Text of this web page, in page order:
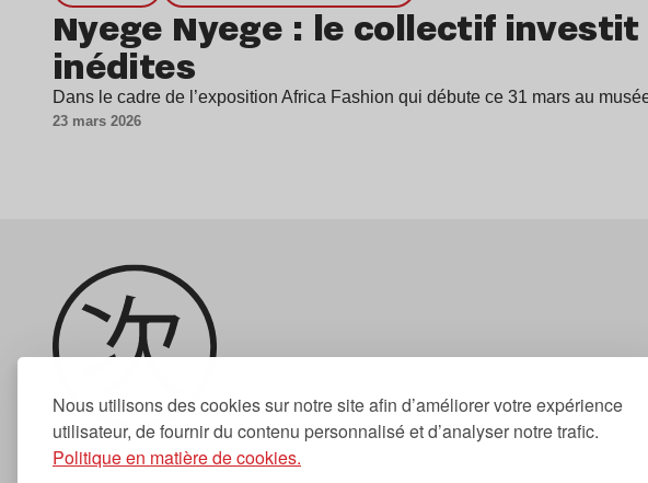
Nous utilisons des cookies sur notre site afin d’améliorer votre expérience
utilisateur, de fournir du contenu personnalisé et d’analyser notre trafic.
Politique en matière de cookies.
Nyege Nyege : le collectif
inédites
Dans le cadre de l’exposition Africa Fashion qui débute ce 31 mars au
23 mars 2026